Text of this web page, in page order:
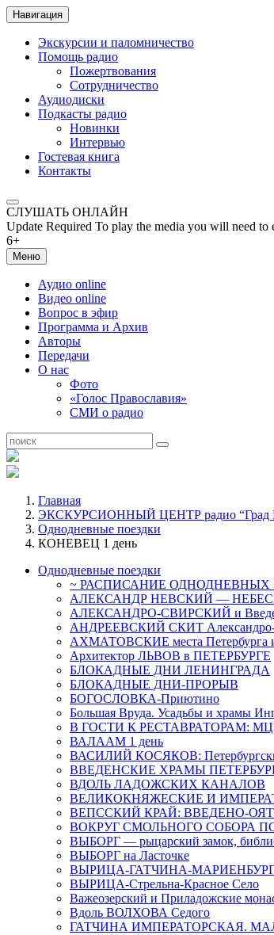
Навигация
Экскурсии и паломничество
Помощь радио
Пожертвования
Сотрудничество
Аудиодиски
Подкасты радио
Новинки
Интервью
Гостевая книга
Контакты
СЛУШАТЬ ОНЛАЙН
Update Required To play the media you will need to
6+
Меню
Аудио online
Видео online
Вопрос в эфир
Программа и Архив
Авторы
Передачи
О нас
Фото
«Голос Православия»
СМИ о радио
Главная
ЭКСКУРСИОННЫЙ ЦЕНТР радио “Град
Однодневные поездки
КОНЕВЕЦ 1 день
Однодневные поездки
~ РАСПИСАНИЕ ОДНОДНЕВНЫХ
АЛЕКСАНДР НЕВСКИЙ —
АЛЕКСАНДРО-СВИРСКИЙ и
АНДРЕЕВСКИЙ СКИТ Александро-
АХМАТОВСКИЕ места Петербурга
Архитектор ЛЬВОВ в ПЕТЕРБУРГЕ
БЛОКАДНЫЕ ДНИ ЛЕНИНГРАДА
БЛОКАДНЫЕ ДНИ-ПРОРЫВ
БОГОСЛОВКА-Приютино
Большая Вруда. Усадьбы и храмы
В ГОСТИ К РЕСТАВРАТОРАМ: МЦР
ВАЛААМ 1 день
ВАСИЛИЙ КОСЯКОВ:
ВВЕДЕНСКИЕ ХРАМЫ
ВДОЛЬ ЛАДОЖСКИХ КАНАЛОВ
ВЕЛИКОКНЯЖЕСКИЕ И
ВЕПССКИЙ КРАЙ: ВВЕДЕНО-
ВОКРУГ СМОЛЬНОГО СОБОРА
ВЫБОРГ — рыцарский замок,
ВЫБОРГ на Ласточке
ВЫРИЦА-ГАТЧИНА-
ВЫРИЦА-Стрельна-Красное Село
Важеозерский и Приладожские
Вдоль ВОЛХОВА Седого
ГАТЧИНА ИМПЕРАТОРСКАЯ.